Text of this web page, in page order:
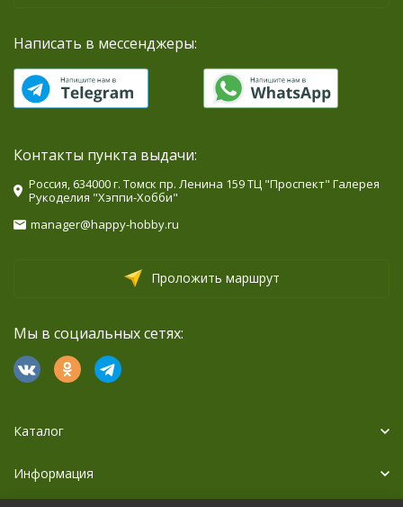
Написать в мессенджеры:
Контакты пункта выдачи:
Россия, 634000 г. Томск пр. Ленина 159 ТЦ "Проспект" Галерея
Рукоделия "Хэппи-Хобби"
manager@happy-hobby.ru
Проложить маршрут
Мы в социальных сетях:
Каталог
Информация